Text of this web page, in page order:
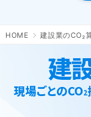
HOME 建設業のCO₂
建
現場ごとのCO2